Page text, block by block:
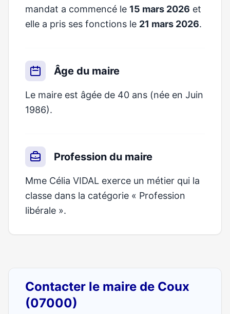
mandat a commencé le 15 mars 2026 et
elle a pris ses fonctions le 21 mars 2026.
Âge du maire
Le maire est âgée de 40 ans (née en Juin
1986).
Profession du maire
Mme Célia VIDAL exerce un métier qui la
classe dans la catégorie « Profession
libérale ».
Contacter le maire de Coux
(07000)